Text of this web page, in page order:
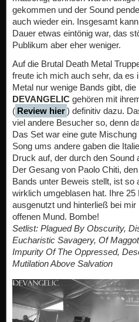
gekommen und der Sound
auch wieder ein. Insgesamt
Dauer etwas eintönig war, das
Publikum aber eher weniger.
Auf die Brutal Death Metal
freute ich mich auch sehr, da es
Metal nur wenige Bands gibt,
DEVANGELIC gehören mit
( Review hier) definitiv dazu.
viel andere Besucher so, denn
Das Set war eine gute
Song ums andere gaben die
Druck auf, der durch den Sound
Der Gesang von Paolo Chiti,
Bands unter Beweis stellt, ist so
wirklich umgeblasen hat. Ihre 25
ausgenutzt und hinterließ bei mir
offenen Mund. Bombe!
Setlist: Plagued By Obscurity,
Eucharistic Savagery, Of
Impurity Of The Oppressed,
Mutilation Above Salvation